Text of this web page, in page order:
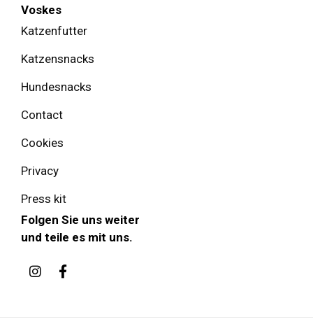
Voskes
Katzenfutter
Katzensnacks
Hundesnacks
Contact
Cookies
Privacy
Press kit
Folgen Sie uns weiter
und teile es mit uns.